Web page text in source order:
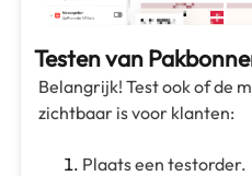
Testen van
Belangrijk! Test ook of de
zichtbaar is voor klanten:
Plaats een testorder.